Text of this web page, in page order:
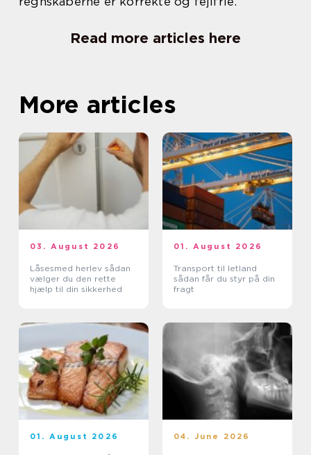
Read more articles here
More articles
03. August 2026
Låsesmed herlev sådan
vælger du den rette
hjælp til din sikkerhed
01. August 2026
Transport til letland
sådan får du styr på din
fragt
01. August 2026 04. June 2026